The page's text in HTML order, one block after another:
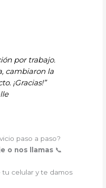
por trabajo.
cambiaron la
¡Gracias!”
paso a paso?
o nos llamas 📞
celular y te damos